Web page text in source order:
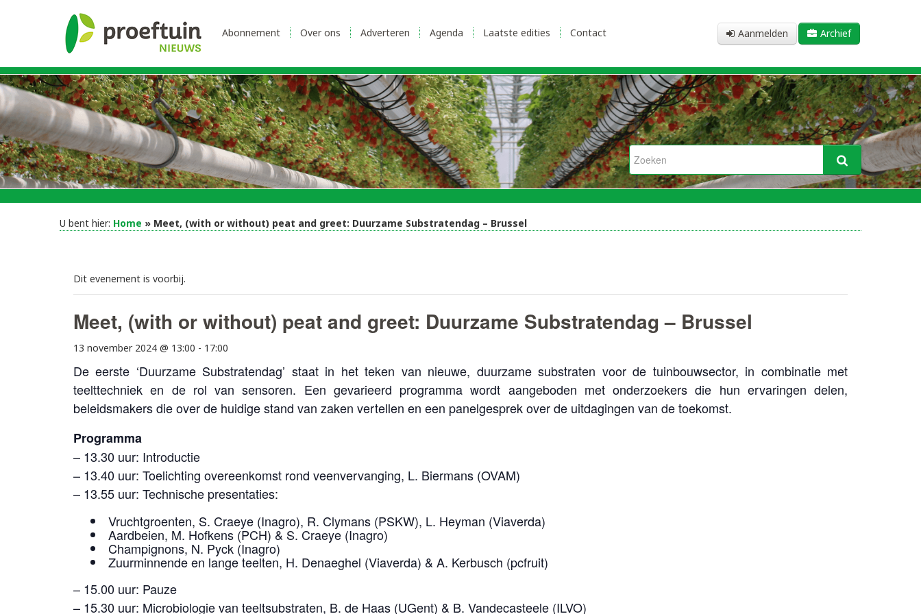
Aanmelden Archief
Abonnement Over ons Adverteren Agenda Laatste edities Contact
U bent hier: Home » Meet, (with or without) peat and greet: Duurzame Substratendag – Brussel
Dit evenement is voorbij.
Meet, (with or without) peat and greet: Duurzame Substratendag – Brussel
13 november 2024 @ 13:00 - 17:00
De eerste ‘Duurzame Substratendag’ staat in het teken van nieuwe, duurzame substraten voor de tuinbouwsector, in combinatie met
teelttechniek en de rol van sensoren. Een gevarieerd programma wordt aangeboden met onderzoekers die hun ervaringen delen,
beleidsmakers die over de huidige stand van zaken vertellen en een panelgesprek over de uitdagingen van de toekomst.
Programma
– 13.30 uur: Introductie
– 13.40 uur: Toelichting overeenkomst rond veenvervanging, L. Biermans (OVAM)
– 13.55 uur: Technische presentaties:
Vruchtgroenten, S. Craeye (Inagro), R. Clymans (PSKW), L. Heyman (Viaverda)
Aardbeien, M. Hofkens (PCH) & S. Craeye (Inagro)
Champignons, N. Pyck (Inagro)
Zuurminnende en lange teelten, H. Denaeghel (Viaverda) & A. Kerbusch (pcfruit)
– 15.00 uur: Pauze
– 15.30 uur: Microbiologie van teeltsubstraten, B. de Haas (UGent) & B. Vandecasteele (ILVO)